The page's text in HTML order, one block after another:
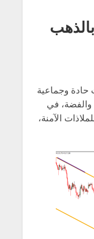
حادة وجماعية
والفضة، في
الآمنة،